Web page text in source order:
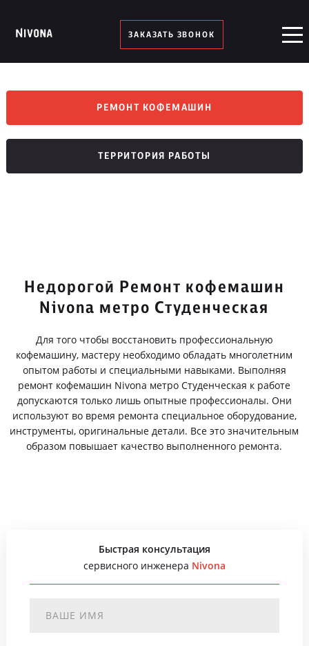
ЗАКАЗАТЬ ЗВОНОК
РЕМОНТ КОФЕМАШИН
ТЕРРИТОРИЯ РАБОТЫ
Недорогой Ремонт кофемашин
Nivona метро Студенческая
Для того чтобы восстановить профессиональную
кофемашину, мастеру необходимо обладать многолетним
опытом работы и специальными навыками. Выполняя
ремонт кофемашин Nivona метро Студенческая к работе
допускаются только лишь опытные профессионалы. Они
используют во время ремонта специальное оборудование,
инструменты, оригинальные детали. Все это значительным
образом повышает качество выполненного ремонта.
Быстрая консультация
сервисного инженера Nivona